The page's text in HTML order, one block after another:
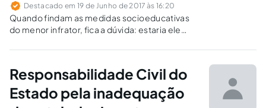
Destacado em 19 de Junho de 2017 às 16:20
Quando findam as medidas socioeducativas
do menor infrator, fica a dúvida: estaria ele
sociedade novamente? Saiba um pouco mais
mercado de trabalho, quando o preconceito,
o medo e a desinformação ainda
preponderam sobre a consciência social
Responsabilidade Civil do
Estado pela inadequação